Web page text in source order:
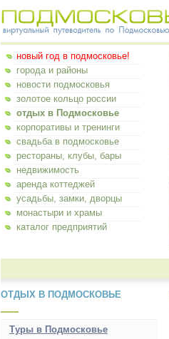
новый год в подмосковье!
города и районы
новости подмосковья
золотое кольцо россии
отдых в Подмосковье
корпоративы и тренинги
свадьба в подмосковье
рестораны, клубы, бары
недвижимость
аренда коттеджей
усадьбы, замки, дворцы
монастыри и храмы
каталог предприятий
ОТДЫХ В ПОДМОСКОВЬЕ
Туры в Подмосковье